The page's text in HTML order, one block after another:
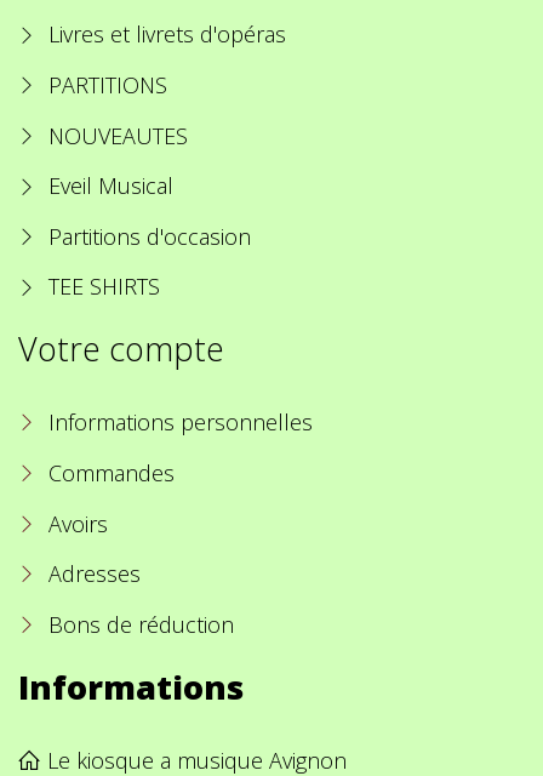
Livres et livrets d'opéras
PARTITIONS
NOUVEAUTES
Eveil Musical
Partitions d'occasion
TEE SHIRTS
Votre compte
Informations personnelles
Commandes
Avoirs
Adresses
Bons de réduction
Informations
Le kiosque a musique Avignon